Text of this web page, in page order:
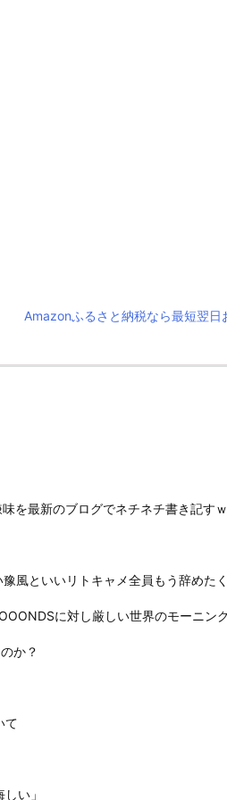
Amazonふるさと納税なら最短翌日
を最新のブログでネチネチ書き記す
風といいリトキャメ全員もう辞めた
に対し厳しい世界のモーニン
か？
て
い」